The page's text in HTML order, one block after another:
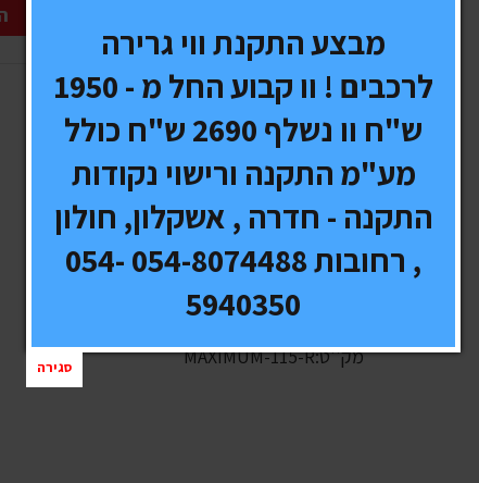
גשר תאורה LED חדיש
אדום
מק''ט:MAXIMUM-115-R
מבצע התקנת ווי גרירה
לרכבים ! וו קבוע החל מ - 1950
ש"ח וו נשלף 2690 ש"ח כולל
מע"מ התקנה ורישוי נקודות
התקנה - חדרה , אשקלון, חולון
, רחובות 054-8074488 054-
5940350
סגירה